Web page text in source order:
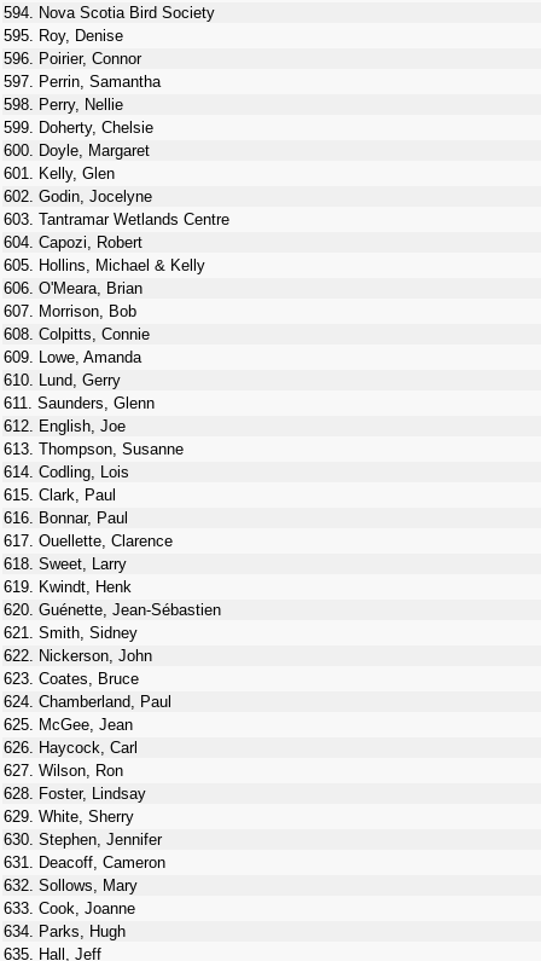
594. Nova Scotia Bird Society
595. Roy, Denise
596. Poirier, Connor
597. Perrin, Samantha
598. Perry, Nellie
599. Doherty, Chelsie
600. Doyle, Margaret
601. Kelly, Glen
602. Godin, Jocelyne
603. Tantramar Wetlands Centre
604. Capozi, Robert
605. Hollins, Michael & Kelly
606. O'Meara, Brian
607. Morrison, Bob
608. Colpitts, Connie
609. Lowe, Amanda
610. Lund, Gerry
611. Saunders, Glenn
612. English, Joe
613. Thompson, Susanne
614. Codling, Lois
615. Clark, Paul
616. Bonnar, Paul
617. Ouellette, Clarence
618. Sweet, Larry
619. Kwindt, Henk
620. Guénette, Jean-Sébastien
621. Smith, Sidney
622. Nickerson, John
623. Coates, Bruce
624. Chamberland, Paul
625. McGee, Jean
626. Haycock, Carl
627. Wilson, Ron
628. Foster, Lindsay
629. White, Sherry
630. Stephen, Jennifer
631. Deacoff, Cameron
632. Sollows, Mary
633. Cook, Joanne
634. Parks, Hugh
635. Hall, Jeff